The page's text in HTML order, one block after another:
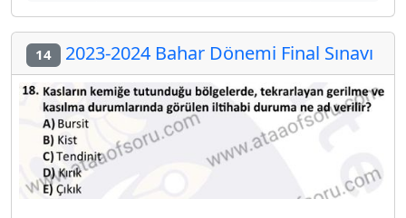
14 2023-2024 Bahar Dönemi Final Sınavı